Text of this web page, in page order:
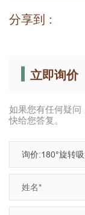
分享到 :
立即询价
如果您有任何疑问
快给您答复。